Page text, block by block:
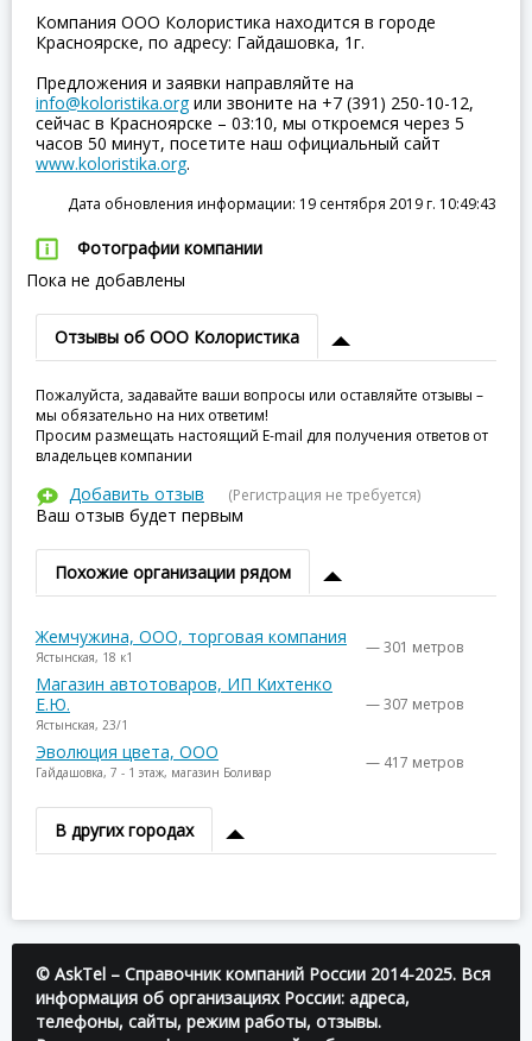
Компания ООО Колористика находится в городе
Красноярске, по адресу: Гайдашовка, 1г.
Предложения и заявки направляйте на
info@koloristika.orgили звоните на +7 (391) 250-10-12,
сейчас в Красноярске – 03:10, мы откроемся через 5
часов 50 минут, посетите наш официальный сайт
www.koloristika.org.
Дата обновления информации: 19 сентября 2019 г. 10:49:43
Фотографии компании
Пока не добавлены
Отзывы об ООО Колористика
Пожалуйста, задавайте ваши вопросы или оставляйте отзывы –
мы обязательно на них ответим!
Просим размещать настоящий E-mail для получения ответов от
владельцев компании
Добавить отзыв (Регистрация не требуется)
Ваш отзыв будет первым
Похожие организации рядом
Жемчужина, ООО, торговая компания
Ястынская, 18 к1 — 301 метров
Магазин автотоваров, ИП Кихтенко
Е.Ю.
Ястынская, 23/1
— 307 метров
Эволюция цвета, ООО
Гайдашовка, 7 - 1 этаж, магазин Боливар — 417 метров
В других городах
© AskTel – Справочник компаний России 2014-2025. Вся
информация об организациях России: адреса,
телефоны, сайты, режим работы, отзывы.